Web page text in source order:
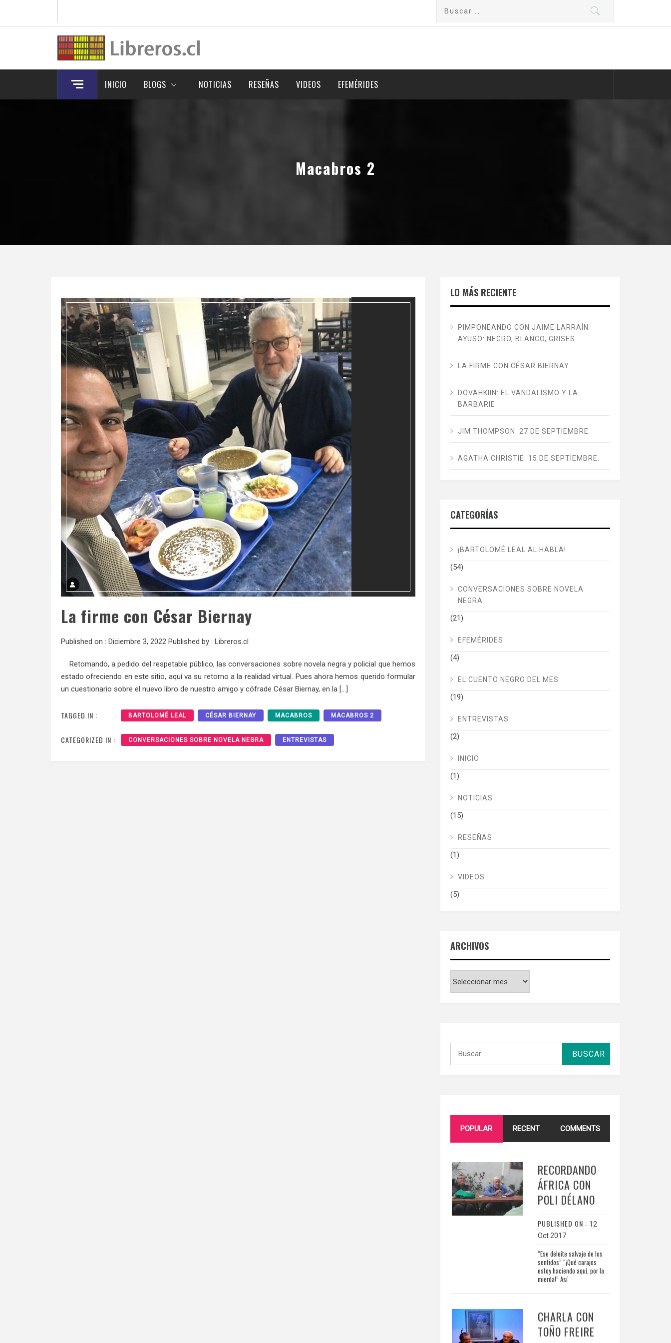
Buscar
INICIO BLOGS NOTICIAS RESEÑAS VIDEOS EFEMÉRIDES
Macabros 2
La firme con César Biernay
Published on : Diciembre 3, 2022 Published by : Libreros.cl
Retomando, a pedido del respetable público, las conversaciones sobre novela negra y policial que hemos
estado ofreciendo en este sitio, aquí va su retorno a la realidad virtual. Pues ahora hemos querido formular
un cuestionario sobre el nuevo libro de nuestro amigo y cófrade César Biernay, en la […]
TAGGED IN : BARTOLOMÉ LEAL CÉSAR BIERNAY MACABROS MACABROS 2
CATEGORIZED IN : CONVERSACIONES SOBRE NOVELA NEGRA ENTREVISTAS
LO MÁS RECIENTE
PIMPONEANDO CON JAIME LARRAÍN
AYUSO: NEGRO, BLANCO, GRISES.
LA FIRME CON CÉSAR BIERNAY
DOVAHKIIN: EL VANDALISMO Y LA
BARBARIE
JIM THOMPSON: 27 DE SEPTIEMBRE
AGATHA CHRISTIE: 15 DE SEPTIEMBRE.
CATEGORÍAS
¡BARTOLOMÉ LEAL AL HABLA!
(54)
CONVERSACIONES SOBRE NOVELA
NEGRA
(21)
EFEMÉRIDES
(4)
EL CUENTO NEGRO DEL MES
(19)
ENTREVISTAS
(2)
INICIO
(1)
NOTICIAS
(15)
RESEÑAS
(1)
VIDEOS
(5)
ARCHIVOS
Buscar
POPULAR RECENT COMMENTS
RECORDANDO
ÁFRICA CON
POLI DÉLANO
PUBLISHED ON : 12
Oct 2017
“Ese deleite salvaje de los
sentidos” “¡Qué carajos
estoy haciendo aquí, por la
mierda!” Así
CHARLA CON
TOÑO FREIRE